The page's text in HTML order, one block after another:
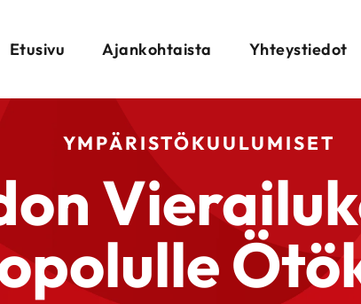
Etusivu Ajankohtaista Yhteystiedot
YMPÄRISTÖKUULUMISET